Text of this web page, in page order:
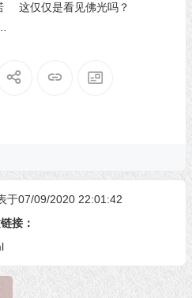
这仅仅是看见佛光吗？
于07/09/2020 22:01:42
接：